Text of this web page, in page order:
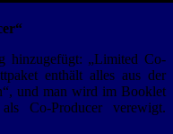
hinzugefügt: „Limited Co-
enthält alles aus der
und man wird im Booklet
Co-Producer verewigt.